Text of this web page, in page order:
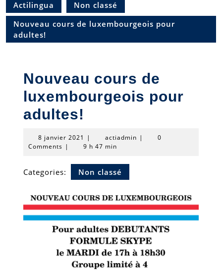
Actilingua
Non classé
Nouveau cours de luxembourgeois pour
adultes!
Nouveau cours de
luxembourgeois pour
adultes!
8 janvier 2021
janvier
| actiadmin actiadmin
|
0
Comments | 9 h 47 min
Categories: Non classé